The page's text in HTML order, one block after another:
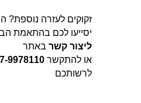
זקוקים לעזרה נוספת?
יסייעו לכם בהתאמת
ליצור קשר באתר
או להתקשר 9978110
לרשותכם